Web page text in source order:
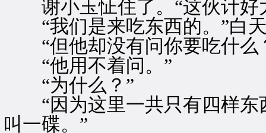
谢小玉怔住了。“这伙计好
“我们是来吃东西的。”白天
“但他却没有问你要吃什么
“他用不着问。”
“为什么？”
“因为这里一共只有四样东
叫一碟。”